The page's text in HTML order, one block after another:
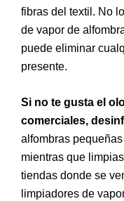
fibras del textil. No
de vapor de
puede eliminar
presente.
Si no te gusta el
comerciales,
alfombras
mientras que
tiendas donde se
limpiadores de